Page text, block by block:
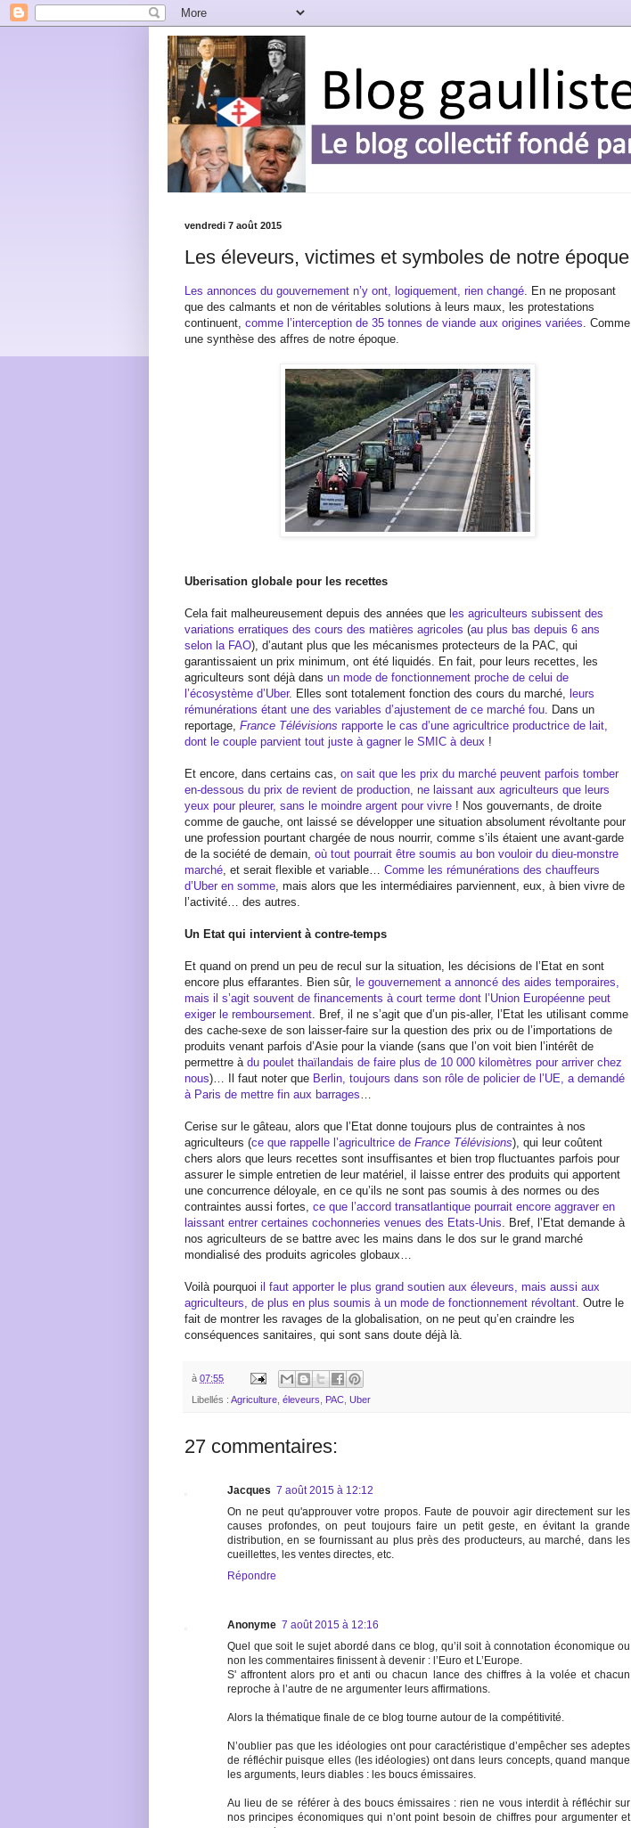
vendredi 7 août 2015
Les éleveurs, victimes et symboles de notre époque
Les annonces du gouvernement n’y ont, logiquement, rien changé . En ne proposant
que des calmants et non de véritables solutions à leurs maux, les protestations
continuent, comme l’interception de 35 tonnes de viande aux origines variées . Comme
une synthèse des affres de notre époque.
Uberisation globale pour les recettes
Cela fait malheureusement depuis des années que les agriculteurs subissent des
variations erratiques des cours des matières agricoles (au plus bas depuis 6 ans
selon la FAO), d’autant plus que les mécanismes protecteurs de la PAC, qui
garantissaient un prix minimum, ont été liquidés. En fait, pour leurs recettes, les
agriculteurs sont déjà dans un mode de fonctionnement proche de celui de
l’écosystème d’Uber. Elles sont totalement fonction des cours du marché, leurs
rémunérations étant une des variables d’ajustement de ce marché fou . Dans un
reportage, France Télévisions rapporte le cas d’une agricultrice productrice de lait,
dont le couple parvient tout juste à gagner le SMIC à deux !
Et encore, dans certains cas, on sait que les prix du marché peuvent parfois tomber
en-dessous du prix de revient de production, ne laissant aux agriculteurs que leurs
yeux pour pleurer, sans le moindre argent pour vivre ! Nos gouvernants, de droite
comme de gauche, ont laissé se développer une situation absolument révoltante pour
une profession pourtant chargée de nous nourrir, comme s’ils étaient une avant-garde
de la société de demain, où tout pourrait être soumis au bon vouloir du dieu-monstre
marché , et serait flexible et variable… Comme les rémunérations des chauffeurs
d’Uber en somme , mais alors que les intermédiaires parviennent, eux, à bien vivre de
l’activité… des autres.
Un Etat qui intervient à contre-temps
Et quand on prend un peu de recul sur la situation, les décisions de l’Etat en sont
encore plus effarantes. Bien sûr, le gouvernement a annoncé des aides temporaires,
mais il s’agit souvent de financements à court terme dont l’Union Européenne peut
exiger le remboursement . Bref, il ne s’agit que d’un pis-aller, l’Etat les utilisant comme
des cache-sexe de son laisser-faire sur la question des prix ou de l’importations de
produits venant parfois d’Asie pour la viande (sans que l’on voit bien l’intérêt de
permettre à du poulet thaïlandais de faire plus de 10 000 kilomètres pour arriver chez
nous)… Il faut noter que Berlin, toujours dans son rôle de policier de l’UE, a demandé
à Paris de mettre fin aux barrages
Cerise sur le gâteau, alors que l’Etat donne toujours plus de contraintes à nos
agriculteurs (ce que rappelle l’agricultrice de France Télévisions), qui leur coûtent
chers alors que leurs recettes sont insuffisantes et bien trop fluctuantes parfois pour
assurer le simple entretien de leur matériel, il laisse entrer des produits qui apportent
une concurrence déloyale, en ce qu’ils ne sont pas soumis à des normes ou des
contraintes aussi fortes, ce que l’accord transatlantique pourrait encore aggraver en
laissant entrer certaines cochonneries venues des Etats-Unis . Bref, l’Etat demande à
nos agriculteurs de se battre avec les mains dans le dos sur le grand marché
mondialisé des produits agricoles globaux…
Voilà pourquoi il faut apporter le plus grand soutien aux éleveurs, mais aussi aux
agriculteurs, de plus en plus soumis à un mode de fonctionnement révoltant . Outre le
fait de montrer les ravages de la globalisation, on ne peut qu’en craindre les
conséquences sanitaires, qui sont sans doute déjà là.
à 07:55
Libellés : Agriculture éleveurs PAC Uber
27 commentaires:
Jacques 7 août 2015 à 12:12
On ne peut qu'approuver votre propos. Faute de pouvoir agir directement sur les
causes profondes, on peut toujours faire un petit geste, en évitant la grande
distribution, en se fournissant au plus près des producteurs, au marché, dans les
cueillettes, les ventes directes, etc.
Répondre
Anonyme 7 août 2015 à 12:16
Quel que soit le sujet abordé dans ce blog, qu’il soit à connotation économique ou
non les commentaires finissent à devenir : l’Euro et L’Europe.
S' affrontent alors pro et anti ou chacun lance des chiffres à la volée et chacun
reproche à l’autre de ne argumenter leurs affirmations.
Alors la thématique finale de ce blog tourne autour de la compétitivité.
N’oublier pas que les idéologies ont pour caractéristique d’empêcher ses adeptes
de réfléchir puisque elles (les idéologies) ont dans leurs concepts, quand manque
les arguments, leurs diables : les boucs émissaires.
Au lieu de se référer à des boucs émissaires : rien ne vous interdit à réfléchir sur
nos principes économiques qui n’ont point besoin de chiffres pour argumenter et